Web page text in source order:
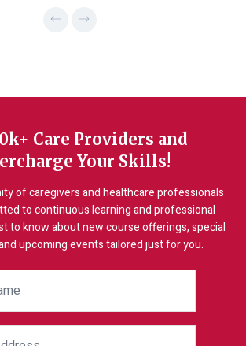
Care Providers and
Your Skills!
of caregivers and healthcare professionals
to continuous learning and professional
to know about new course offerings, special
upcoming events tailored just for you.